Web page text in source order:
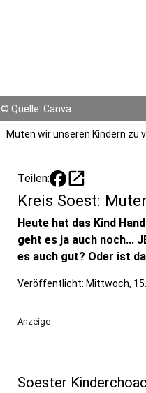
© Quelle: Canva
Muten wir unseren Kindern zu
Teilen: open_in_new
Kreis Soest:
Heute hat das Kind
geht es ja auch noch...
es auch gut? Oder ist
Veröffentlicht: Mittwoch,
Anzeige
Soester